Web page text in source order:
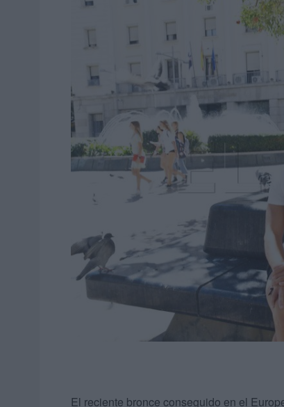
El reciente bronce conseguido en el